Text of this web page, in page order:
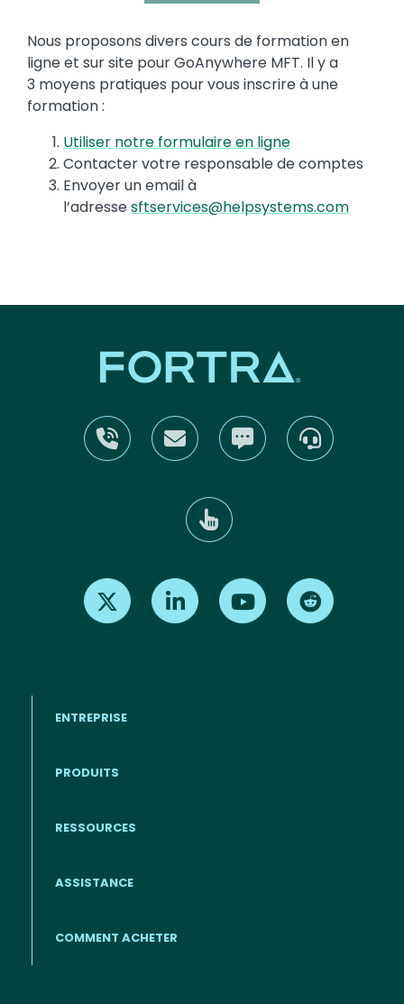
Text
Nous proposons divers cours de formation en
ligne et sur site pour GoAnywhere MFT. Il y a
3 moyens pratiques pour vous inscrire à une
formation :
Utiliser notre formulaire en ligne
Contacter votre responsable de comptes
Envoyer un email à
l’adressesftservices@helpsystems.com
Find us on X Find us on LinkedInFind us on Youtube
Footer - Francais
ENTREPRISE
PRODUITS
RESSOURCES
ASSISTANCE
COMMENT ACHETER